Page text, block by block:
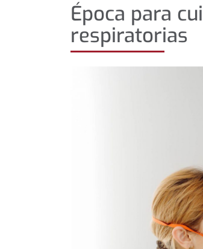
cuidarnos
de
las
enfermedades
respiratorias
Época para
respiratorias